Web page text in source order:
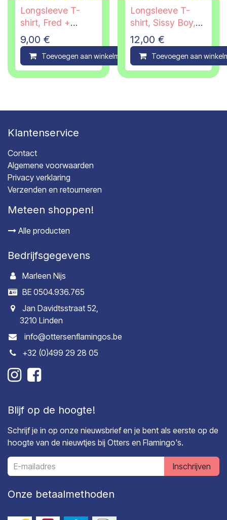
Longsleeve T-
shirt, Fred +
Ginger, 10 jaar
9,00 €
Toevoegen aan winkelmandje Compare
Longsleeve T-
shirt, Sissy Boy,
9/10 jaar
12,00 €
Toevoegen aan
Klantenservice
Contact
Algemene voorwaarden
Privacy verklaring
Verzenden en retourneren
Meteen shoppen!
Alle producten
Bedrijfsgegevens
Marleen Nijs
BE 0504.936.765
Jan Davidtsstraat 52,
3210 Linden
info@ottersenflamingos.be
+32 (0)499 29 28 05
Blijf op de hoogte!
Schrijf je in op onze nieuwsbrief en je bent als eerste op de
hoogte van de nieuwtjes bij Otters en Flamingo's.
Inschrijven
Onze betaalmethoden